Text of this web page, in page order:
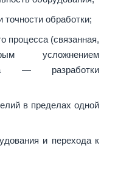
точности обработки;
процесса (связанная,
усложнением
— разработки
в пределах одной
и перехода к